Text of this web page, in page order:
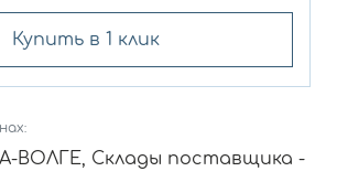
Купить в 1 клик
ВОЛГЕ, Склады поставщика -